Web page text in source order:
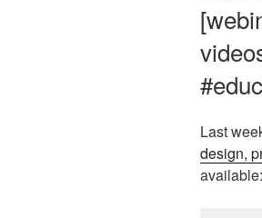
Last
design,
available: